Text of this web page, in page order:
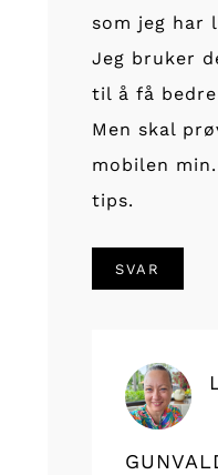
som jeg har
Jeg bruker
til å få
Men skal
mobilen
tips.
SVAR